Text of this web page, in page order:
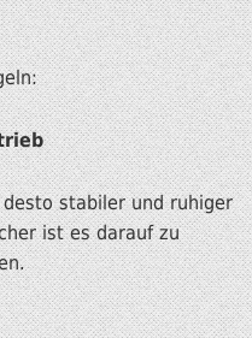
stabiler und ruhiger
ist es darauf zu